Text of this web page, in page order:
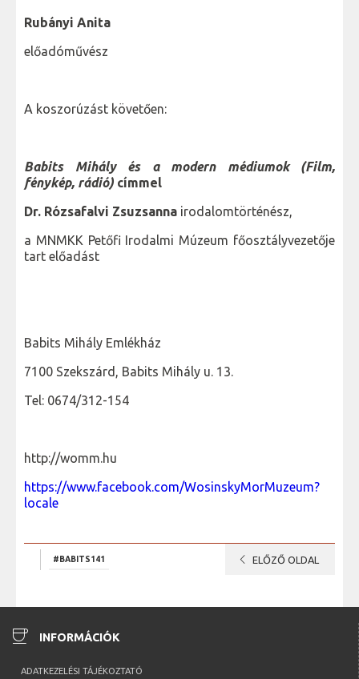
Rubányi Anita
előadóművész
A koszorúzást követően:
Babits Mihály és a modern médiumok (Film,
fénykép, rádió) címmel
Dr. Rózsafalvi Zsuzsanna irodalomtörténész,
a MNMKK Petőfi Irodalmi Múzeum főosztályvezetője
tart előadást
Babits Mihály Emlékház
7100 Szekszárd, Babits Mihály u. 13.
Tel: 0674/312-154
http://womm.hu
https://www.facebook.com/WosinskyMorMuzeum?
locale
#BABITS141 chevron_left ELŐZŐ OLDAL
coffee INFORMÁCIÓK
ADATKEZELÉSI TÁJÉKOZTATÓ